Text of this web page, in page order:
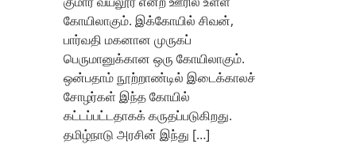
கோயிலாகும். இக்கோயில் சிவன்,
பார்வதி மகனான முருகப்
பெருமானுக்கான ஒரு கோயிலாகும்.
ஒன்பதாம் நூற்றாண்டில் இடைக்காலச்
சோழர்கள் இந்த கோயில்
கட்டப்பட்டதாகக் கருதப்படுகிறது.
தமிழ்நாடு அரசின் இந்து […]